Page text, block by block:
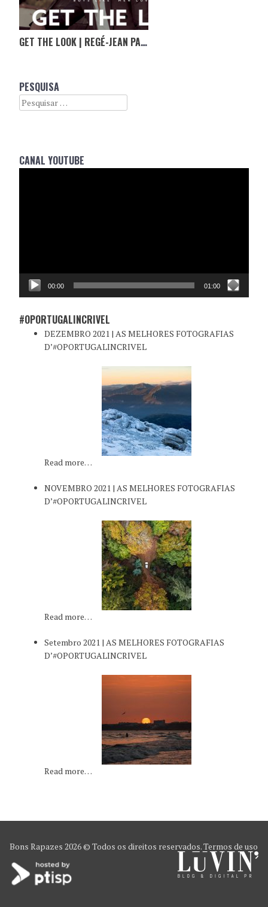
GET THE LOOK | REGÉ-JEAN PAGE
PESQUISA
Search
CANAL YOUTUBE
00:00 01:00
#OPORTUGALINCRIVEL
DEZEMBRO 2021 | AS MELHORES FOTOGRAFIAS
D’#OPORTUGALINCRIVEL
Read more…
NOVEMBRO 2021 | AS MELHORES FOTOGRAFIAS
D’#OPORTUGALINCRIVEL
Read more…
Setembro 2021 | AS MELHORES FOTOGRAFIAS
D’#OPORTUGALINCRIVEL
Read more…
Bons Rapazes 2026 © Todos os direitos reservados.Termos de uso